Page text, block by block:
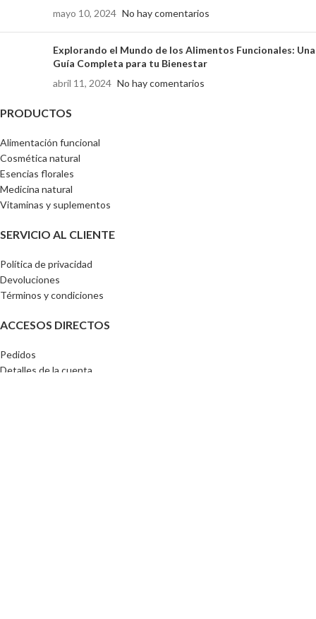
mayo 10, 2024 No hay comentarios
Explorando el Mundo de los Alimentos Funcionales: Una
Guía Completa para tu Bienestar
abril 11, 2024 No hay comentarios
PRODUCTOS
Alimentación funcional
Cosmética natural
Esencias florales
Medicina natural
Vitaminas y suplementos
SERVICIO AL CLIENTE
Política de privacidad
Devoluciones
Términos y condiciones
ACCESOS DIRECTOS
Pedidos
Detalles de la cuenta